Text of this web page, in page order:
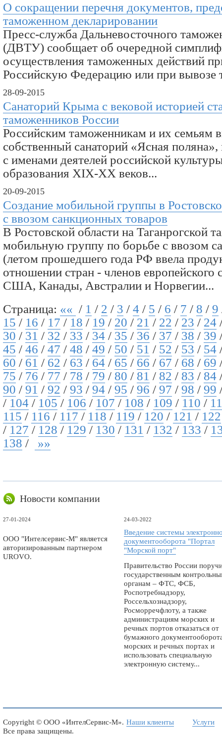
О сокращении перечня документов,
таможенном декларировании
Пресс-служба Дальневосточного
(ДВТУ) сообщает об очередной
осуществления таможенных действий
Российскую Федерацию или при вывозе
28-09-2015
Санаторий Крыма с вековой историей
таможенников России
Российским таможенникам и их семьям
собственный санаторий «Ясная
с именами деятелей российской
образования XIX-XX веков...
20-09-2015
Создание мобильной группы в
с ввозом санкционных товаров
В Ростовской области на Таганрогской
мобильную группу по борьбе с ввозом
(летом прошедшего года РФ ввела
отношении стран - членов европейского
США, Канады, Австралии и Норвегии...
Страница: «« / 1 / 2 / 3 / 4 / 5 / 6 / 7 / 8 / 9
15 / 16 / 17 / 18 / 19 / 20 / 21 / 22 / 23 / 24
30 / 31 / 32 / 33 / 34 / 35 / 36 / 37 / 38 / 39
45 / 46 / 47 / 48 / 49 / 50 / 51 / 52 / 53 / 54
60 / 61 / 62 / 63 / 64 / 65 / 66 / 67 / 68 / 69
75 / 76 / 77 / 78 / 79 / 80 / 81 / 82 / 83 / 84
90 / 91 / 92 / 93 / 94 / 95 / 96 / 97 / 98 / 99
/ 104 / 105 / 106 / 107 / 108 / 109 / 110 /
115 / 116 / 117 / 118 / 119 / 120 / 121 / 122
/ 127 / 128 / 129 / 130 / 131 / 132 / 133 /
138 / »»
Новости компании
27-01-2024
ООО "Интелсервис-М" является
авторизированным партнером
UROVO.
24-03-2022
Введение системы
документооборота "Портал
"Морской порт"
Правительство России
государственным
органам – ФТС, ФСБ,
Роспотребнадзору,
Россельхознадзору,
Росморречфлоту, а также
администрациям морских и
речных портов отказаться от
бумажного
морских и речных портах и
использовать специальную
электронную систему...
Copyright © ООО «ИнтелСервис-М».
Все права защищены.
Наши клиенты Услуги